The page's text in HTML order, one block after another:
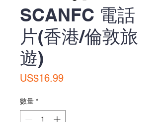
SCANFC 電話
片(香港/倫敦旅
遊)
US$16.99價
數量 *